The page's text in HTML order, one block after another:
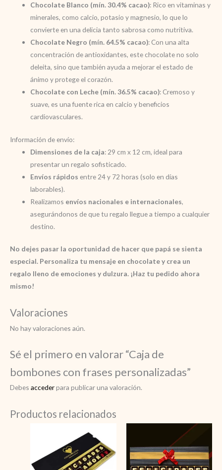
Chocolate Blanco (mín. 30.4% cacao): Rico en vitaminas y
minerales, como calcio, potasio y magnesio, lo que lo
convierte en una delicia tanto sabrosa como nutritiva.
Chocolate Negro (mín. 64.5% cacao): Con una alta
concentración de antioxidantes, este chocolate no solo
deleita, sino que también ayuda a mejorar el estado de
ánimo y protege el corazón.
Chocolate con Leche (mín. 36.5% cacao): Cremoso y
suave, es una fuente rica en calcio y beneficios
cardiovasculares.
Información de envío:
Dimensiones de la caja: 29 cm x 12 cm, ideal para
presentar un regalo sofisticado.
Envíos rápidos entre 24 y 72 horas (solo en días
laborables).
Realizamos envíos nacionales e internacionales,
asegurándonos de que tu regalo llegue a tiempo a cualquier
destino.
No dejes pasar la oportunidad de hacer que papá se sienta
especial. Personaliza tu mensaje en chocolate y crea un
regalo lleno de emociones y dulzura. ¡Haz tu pedido ahora
mismo!
Valoraciones
No hay valoraciones aún.
Sé el primero en valorar “Caja de
bombones con frases personalizadas”
Debes accederpara publicar una valoración.
Productos relacionados